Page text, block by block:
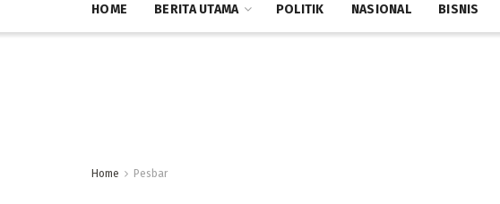
HOME BERITA UTAMA POLITIK NASIONAL BISNIS
Home Pesbar